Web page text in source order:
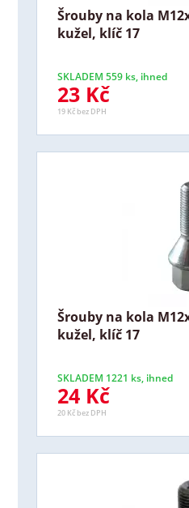
Šrouby na kola
kužel, klíč 17
SKLADEM 559 ks, ihned
23 Kč
19 Kč bez DPH
Šrouby na kola
kužel, klíč 17
SKLADEM 1221 ks, ihned
24 Kč
20 Kč bez DPH